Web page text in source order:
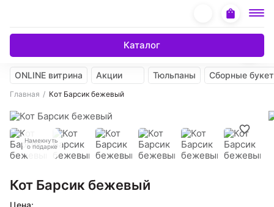
Каталог
ONLINE витрина Акции Тюльпаны Сборные
Главная Кот Барсик бежевый
Намекнуть
о подарке
Кот Барсик бежевый
Цена: